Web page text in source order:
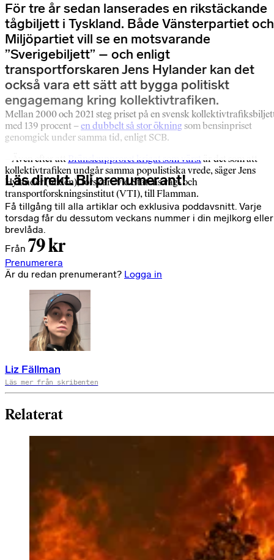
För tre år sedan lanserades en rikstäckande
tågbiljett i Tyskland. Både Vänsterpartiet och
Miljöpartiet vill se en motsvarande
”Sverigebiljett” – och enligt
transportforskaren Jens Hylander kan det
också vara ett sätt att bygga politiskt
engagemang kring kollektivtrafiken.
Mellan 2000 och 2021 steg priset på en svensk
med 139 procent –en dubbelt så stor ökning som bensinpriset
genomgick under samma tid, enligt SCB.
– Även efter attBränsleupproret krigat som värstär det som att
kollektivtrafiken undgår samma populistiska vrede, säger Jens
Hylander (bilden), forskare vid Statens väg- och
transportforskningsinstitut (VTI), till Flamman.
Läs direkt. Bli prenumerant!
Få tillgång till alla artiklar och exklusiva poddavsnitt. Varje
torsdag får du dessutom veckans nummer i din mejlkorg eller
brevlåda.
Från 79 kr
Prenumerera
Är du redan prenumerant? Logga in
Liz Fällman
Läs mer från skribenten
Relaterat